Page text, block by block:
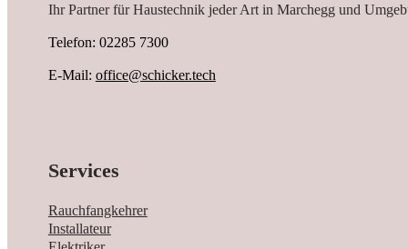
Ihr Partner für Haustechnik jeder Art in Marchegg und
Telefon: 02285 7300
E-Mail: office@schicker.tech
Services
Rauchfangkehrer
Installateur